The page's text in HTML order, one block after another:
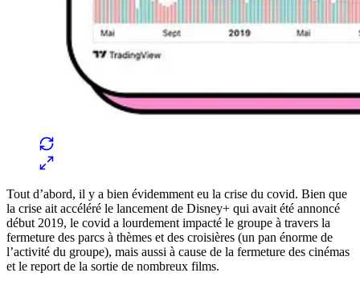
Tout d’abord, il y a bien évidemment eu la crise du covid. Bien que
la crise ait accéléré le lancement de Disney+ qui avait été annoncé
début 2019, le covid a lourdement impacté le groupe à travers la
fermeture des parcs à thèmes et des croisières (un pan énorme de
l’activité du groupe), mais aussi à cause de la fermeture des cinémas
et le report de la sortie de nombreux films.